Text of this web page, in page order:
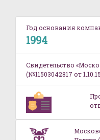
Год основания
1994
Свидетельство
(№11503042817 от